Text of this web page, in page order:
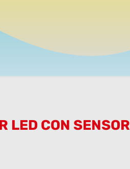
LED CON SENSOR